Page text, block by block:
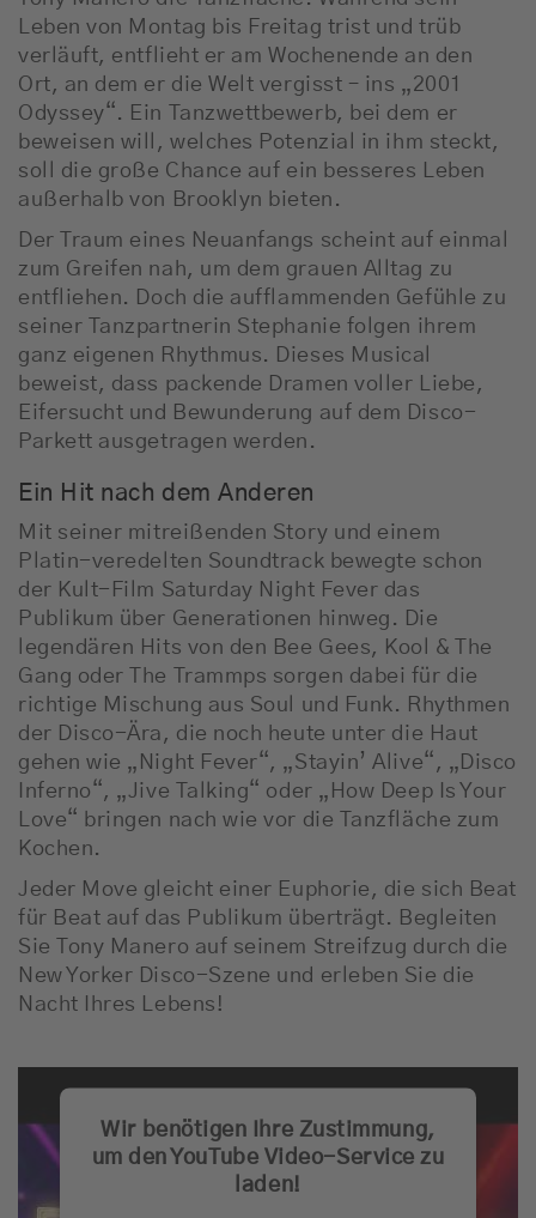
Leben von Montag bis Freitag trist und trüb
verläuft, entflieht er am Wochenende an den
Ort, an dem er die Welt vergisst – ins „2001
Odyssey“. Ein Tanzwettbewerb, bei dem er
beweisen will, welches Potenzial in ihm steckt,
soll die große Chance auf ein besseres Leben
außerhalb von Brooklyn bieten.
Der Traum eines Neuanfangs scheint auf einmal
zum Greifen nah, um dem grauen Alltag zu
entfliehen. Doch die aufflammenden Gefühle zu
seiner Tanzpartnerin Stephanie folgen ihrem
ganz eigenen Rhythmus. Dieses Musical
beweist, dass packende Dramen voller Liebe,
Eifersucht und Bewunderung auf dem Disco-
Parkett ausgetragen werden.
Ein Hit nach dem Anderen
Mit seiner mitreißenden Story und einem
Platin-veredelten Soundtrack bewegte schon
der Kult-Film Saturday Night Fever das
Publikum über Generationen hinweg. Die
legendären Hits von den Bee Gees, Kool & The
Gang oder The Trammps sorgen dabei für die
richtige Mischung aus Soul und Funk. Rhythmen
der Disco-Ära, die noch heute unter die Haut
gehen wie „Night Fever“, „Stayin’ Alive“, „Disco
Inferno“, „Jive Talking“ oder „How Deep Is Your
Love“ bringen nach wie vor die Tanzfläche zum
Kochen.
Jeder Move gleicht einer Euphorie, die sich Beat
für Beat auf das Publikum überträgt. Begleiten
Sie Tony Manero auf seinem Streifzug durch die
New Yorker Disco-Szene und erleben Sie die
Nacht Ihres Lebens!
Wir benötigen Ihre Zustimmung,
um den YouTube Video-Service zu
laden!